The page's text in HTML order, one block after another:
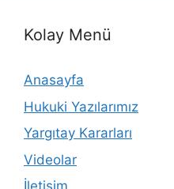
Kolay Menü
Anasayfa
Hukuki Yazılarımız
Yargıtay Kararları
Videolar